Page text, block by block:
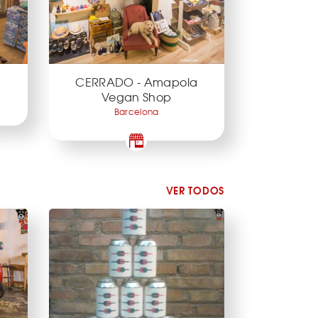
CERRADO - Amapola
Vegan Shop
Barcelona
VER TODOS